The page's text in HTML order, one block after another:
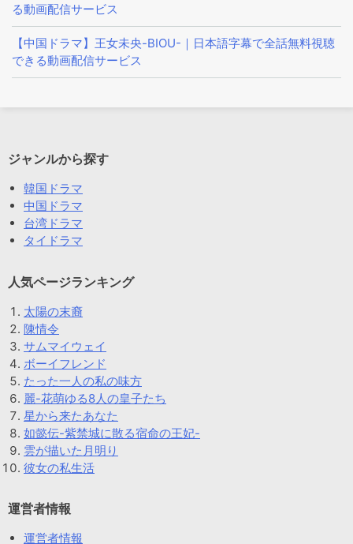
る動画配信サービス
【中国ドラマ】王女未央-BIOU-｜日本語字幕で全話無料視聴
できる動画配信サービス
ジャンルから探す
韓国ドラマ
中国ドラマ
台湾ドラマ
タイドラマ
人気ページランキング
太陽の末裔
陳情令
サムマイウェイ
ボーイフレンド
たった一人の私の味方
麗-花萌ゆる8人の皇子たち
星から来たあなた
如懿伝-紫禁城に散る宿命の王妃-
雲が描いた月明り
彼女の私生活
運営者情報
運営者情報